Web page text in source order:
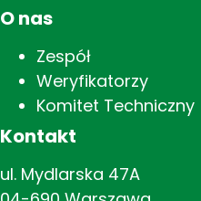
O nas
Zespół
Weryfikatorzy
Komitet Techniczny
Kontakt
ul. Mydlarska 47A